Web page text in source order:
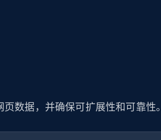
数据，并确保可扩展性和可靠性。